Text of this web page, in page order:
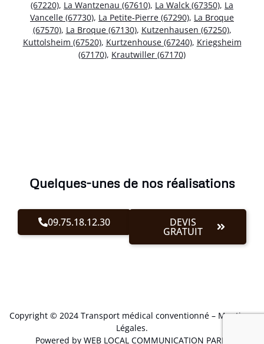
(67220), La Wantzenau (67610), La Walck (67350), La
Vancelle (67730), La Petite-Pierre (67290), La Broque
(67570), La Broque (67130), Kutzenhausen (67250),
Kuttolsheim (67520), Kurtzenhouse (67240), Kriegsheim
(67170), Krautwiller (67170)
Quelques-unes de nos réalisations
09.75.18.12.30 DEVIS
GRATUIT
Copyright © 2024 Transport médical conventionné – Mentions
Légales.
Powered by WEB LOCAL COMMUNICATION PARIS